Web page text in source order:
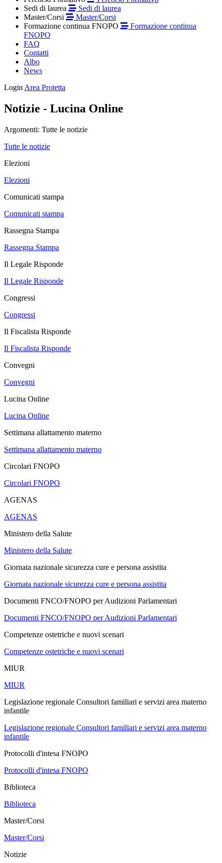
Sedi di laurea
Sedi di laurea
Master/Corsi
Master/Corsi
Formazione continua FNOPO
Formazione continua
FNOPO
FAQ
Contatti
Albo
News
Login Area Protetta
Notizie - Lucina Online
Argomenti: Tutte le notizie
Tutte le notizie
Elezioni
Elezioni
Comunicati stampa
Comunicati stampa
Rassegna Stampa
Rassegna Stampa
Il Legale Risponde
Il Legale Risponde
Congressi
Congressi
Il Fiscalista Risponde
Il Fiscalista Risponde
Convegni
Convegni
Lucina Online
Lucina Online
Settimana allattamento materno
Settimana allattamento materno
Circolari FNOPO
Circolari FNOPO
AGENAS
AGENAS
Ministero della Salute
Ministero della Salute
Giornata nazionale sicurezza cure e persona assistita
Giornata nazionale sicurezza cure e persona assistita
Documenti FNCO/FNOPO per Audizioni Parlamentari
Documenti FNCO/FNOPO per Audizioni Parlamentari
Competenze ostetriche e nuovi scenari
Competenze ostetriche e nuovi scenari
MIUR
MIUR
Legislazione regionale Consultori familiari e servizi area materno
infantile
Legislazione regionale Consultori familiari e servizi area materno
infantile
Protocolli d'intesa FNOPO
Protocolli d'intesa FNOPO
Biblioteca
Biblioteca
Master/Corsi
Master/Corsi
Notizie